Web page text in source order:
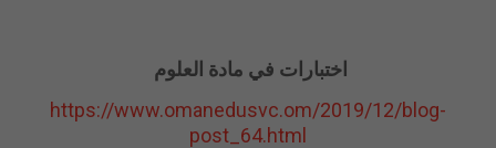
اختبارات في مادة العلوم
https://www.omanedusvc.om/2019/12/blog-
post_64.html